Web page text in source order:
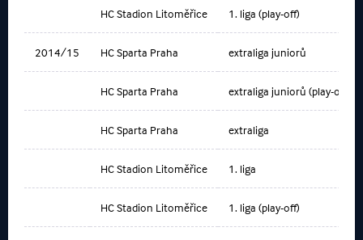
HC Stadion Litoměřice 1. liga (play-off)
2014/15 HC Sparta Praha extraliga juniorů
HC Sparta Praha extraliga juniorů (play-off)
HC Sparta Praha extraliga
HC Stadion Litoměřice 1. liga
HC Stadion Litoměřice 1. liga (play-off)